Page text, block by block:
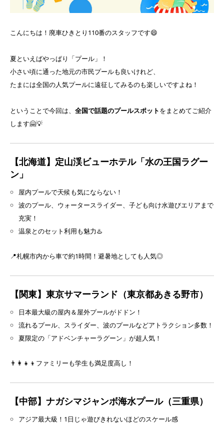
こんにちは！廃車ひきとり110番のスタッフです😄
夏といえばやっぱり「プール」！
小さい頃に通った地元の市民プールも良いけれど、
たまには全国の人気プールに遠征してみるのも楽しいですよね！
ということで今回は、 全国で話題のプールスポットをまとめてご紹介
します🤗💡
【北海道】定山渓ビューホテル「水の王国ラグー
ン」
屋内プールで天候も気にならない！
波のプール、ウォータースライダー、子ども向け水遊びエリアまで
充実！
温泉とのセット利用も魅力♨️
📍札幌市内から車で約1時間！避暑地としても人気◎
【関東】東京サマーランド（東京都あきる野市）
日本最大級の屋内＆屋外プールがドドン！
流れるプール、スライダー、波のプールなどアトラクション多数！
夏限定の「アドベンチャーラグーン」が超人気！
👨‍👩‍👧‍👦ファミリーも学生も満足度高し！
【中部】ナガシマジャンボ海水プール（三重県）
アジア最大級！1日じゃ遊びきれないほどのスケール感
お問い合わせ